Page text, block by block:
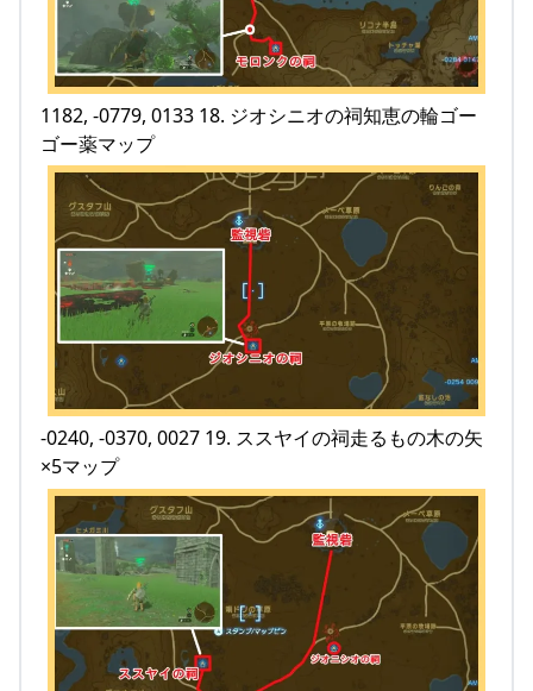
1182, -0779, 0133 18. ジオシニオの祠知恵の輪ゴー
ゴー薬マップ
-0240, -0370, 0027 19. ススヤイの祠走るもの木の矢
×5マップ